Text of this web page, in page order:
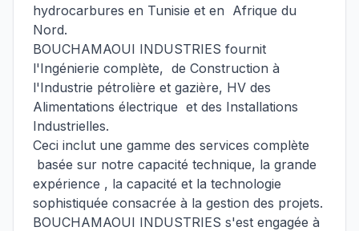
hydrocarbures en Tunisie et en Afrique du
Nord.
BOUCHAMAOUI INDUSTRIES fournit
l'Ingénierie complète, de Construction à
l'Industrie pétrolière et gazière, HV des
Alimentations électrique et des Installations
Industrielles.
Ceci inclut une gamme des services complète
basée sur notre capacité technique, la grande
expérience , la capacité et la technologie
sophistiquée consacrée à la gestion des projets.
BOUCHAMAOUI INDUSTRIES s'est engagée à